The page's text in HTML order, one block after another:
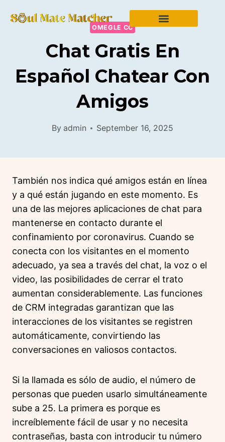
OMEGLE CC
Chat Gratis En
Español Chatear Con
Amigos
By admin September 16, 2025
También nos indica qué amigos están en línea
y a qué están jugando en este momento. Es
una de las mejores aplicaciones de chat para
mantenerse en contacto durante el
confinamiento por coronavirus. Cuando se
conecta con los visitantes en el momento
adecuado, ya sea a través del chat, la voz o el
video, las posibilidades de cerrar el trato
aumentan considerablemente. Las funciones
de CRM integradas garantizan que las
interacciones de los visitantes se registren
automáticamente, convirtiendo las
conversaciones en valiosos contactos.
Si la llamada es sólo de audio, el número de
personas que pueden usarlo simultáneamente
sube a 25. La primera es porque es
increíblemente fácil de usar y no necesita
contraseñas, basta con introducir tu número